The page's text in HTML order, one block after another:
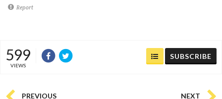
Report
599
VIEWS
SUBSCRIBE
PREVIOUS NEXT